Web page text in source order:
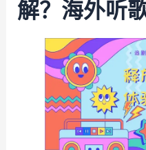
解？海外听